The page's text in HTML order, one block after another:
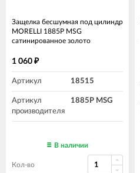
Защелка бесшумная под цилиндр
MORELLI 1885P MSG
сатинированное золото
1 060 ₽
Артикул 18515
Артикул
производителя
1885P MSG
В наличии
Кол-во